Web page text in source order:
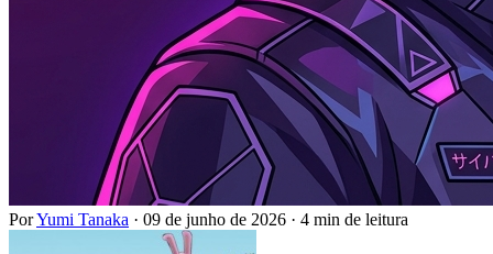
PorYumi Tanaka · 09 de junho de 2026 · 4 min de leitura